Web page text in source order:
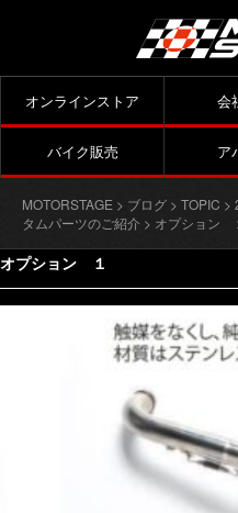
オンラインストア 会
バイク販売 ア
MOTORSTAGE > ブログ > TOPIC >
タムパーツのご紹介 > オプション
オプション １